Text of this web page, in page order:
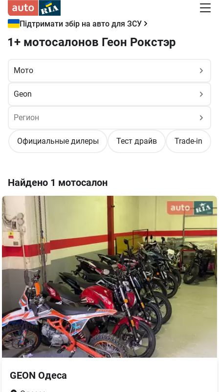
Підтримати збір на авто для ЗСУ
1+ мотосалонов Геон Рокстэр
Официальные дилеры Тест драйв Trade-in
Найдено 1 мотосалон
GEON Одеса